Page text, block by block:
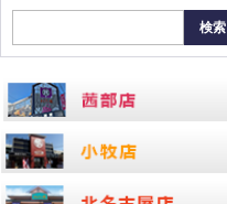
検索